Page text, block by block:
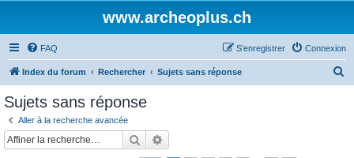
www.archeoplus.ch
FAQ Connexion
S’enregistrer
Index du forum Rechercher Sujets sans réponse
Sujets sans réponse
Aller à la recherche avancée
Rechercher